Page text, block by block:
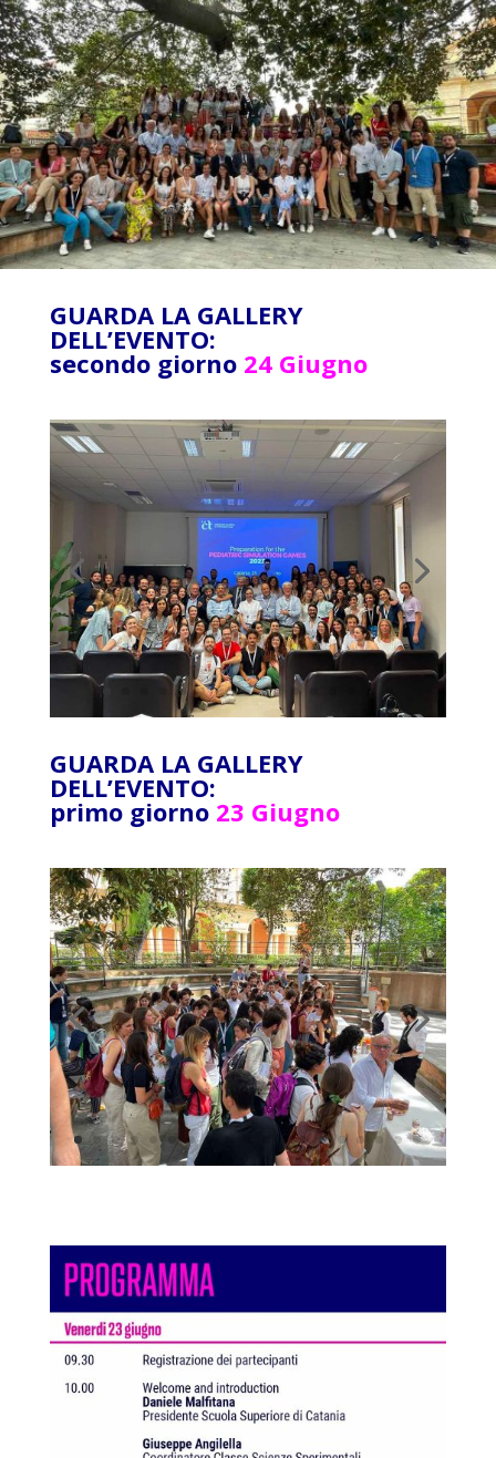
GUARDA LA GALLERY
DELL’EVENTO:
secondo giorno 24 Giugno
GUARDA LA GALLERY
DELL’EVENTO:
primo giorno 23 Giugno